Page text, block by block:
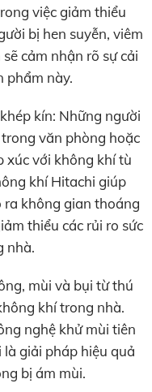
việc giảm thiểu
bị hen suyễn, viêm
cảm nhận rõ sự cải
phẩm này.
kín: Những người
văn phòng hoặc
xúc với không khí tù
khí Hitachi giúp
ra không gian thoáng
thiểu các rủi ro sức
nhà.
mùi và bụi từ thú
khí trong nhà.
nghệ khử mùi tiên
giải pháp hiệu quả
bị ám mùi.